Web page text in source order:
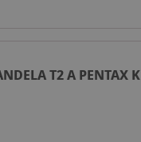
T2 A PENTAX K